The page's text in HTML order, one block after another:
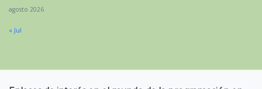
agosto 2026
« Jul